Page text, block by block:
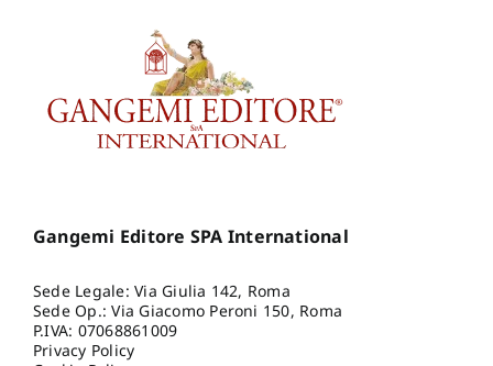
Gangemi Editore SPA International
Sede Legale: Via Giulia 142, Roma
Sede Op.: Via Giacomo Peroni 150, Roma
P.IVA: 07068861009
Privacy Policy